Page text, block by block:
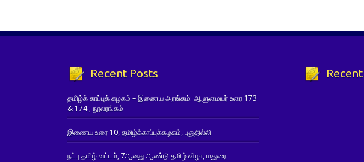
Recent Posts
தமிழ்க் காப்புக் கழகம் – இணைய அரங்கம்: ஆளுமையர் உரை 173
& 174 ; நூலரங்கம்
இணைய உரை 10, தமிழ்க்காப்புக்கழகம், புதுதில்லி
நட்பு தமிழ் வட்டம், 7ஆவது ஆண்டு தமிழ் விழா, மதுரை